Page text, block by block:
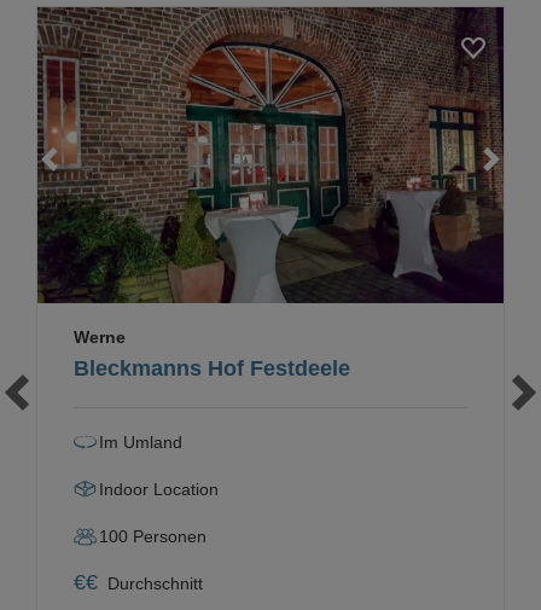
Loading...
Bleckmanns Hof Festdeele
Werne
Im Umland
Indoor Location
100 Personen
€€ Durchschnitt